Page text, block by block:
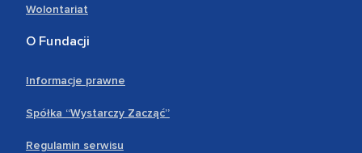
Wolontariat
O Fundacji
Informacje prawne
Spółka “Wystarczy Zacząć”
Regulamin serwisu